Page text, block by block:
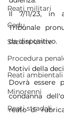
Reati militari
Cedu
Sezioni Unite
Procedura
Reati ambientali
Minorenni
Reati stradali
Il 7/11/23, in
Tribunale
da dispositivo.
Motivi della
Dovrà essere
condanna
reato di